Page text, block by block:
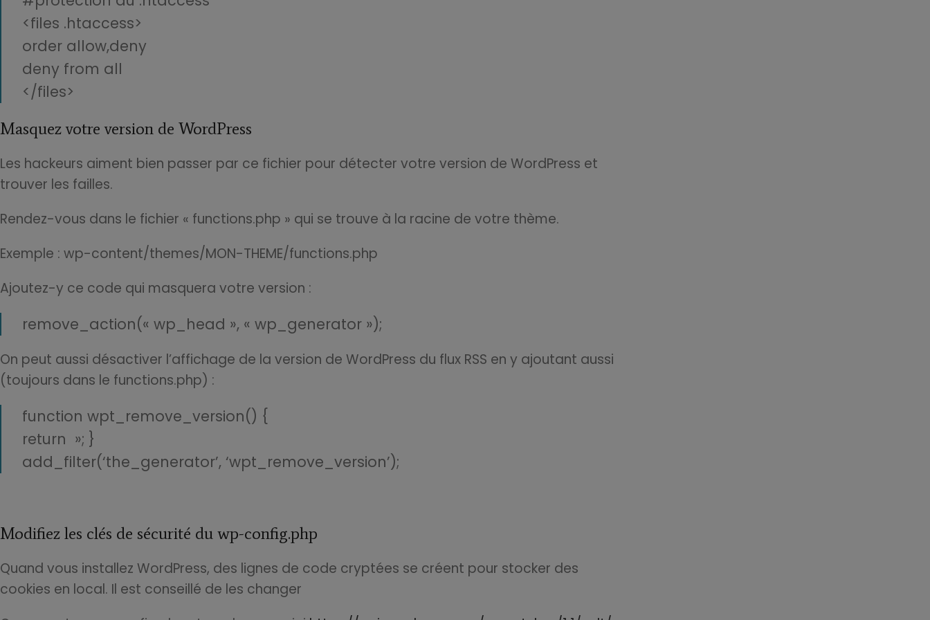
<files .htaccess>
order allow,deny
deny from all
</files>
Masquez votre version de WordPress
Les hackeurs aiment bien passer par ce fichier pour détecter votre version de WordPress et
trouver les failles.
Rendez-vous dans le fichier « functions.php » qui se trouve à la racine de votre thème.
Exemple : wp-content/themes/MON-THEME/functions.php
Ajoutez-y ce code qui masquera votre version :
remove_action(« wp_head », « wp_generator »);
On peut aussi désactiver l’affichage de la version de WordPress du flux RSS en y ajoutant aussi
(toujours dans le functions.php) :
function wpt_remove_version() {
return »; }
add_filter(‘the_generator’, ‘wpt_remove_version’);
Modifiez les clés de sécurité du wp-config.php
Quand vous installez WordPress, des lignes de code cryptées se créent pour stocker des
cookies en local. Il est conseillé de les changer